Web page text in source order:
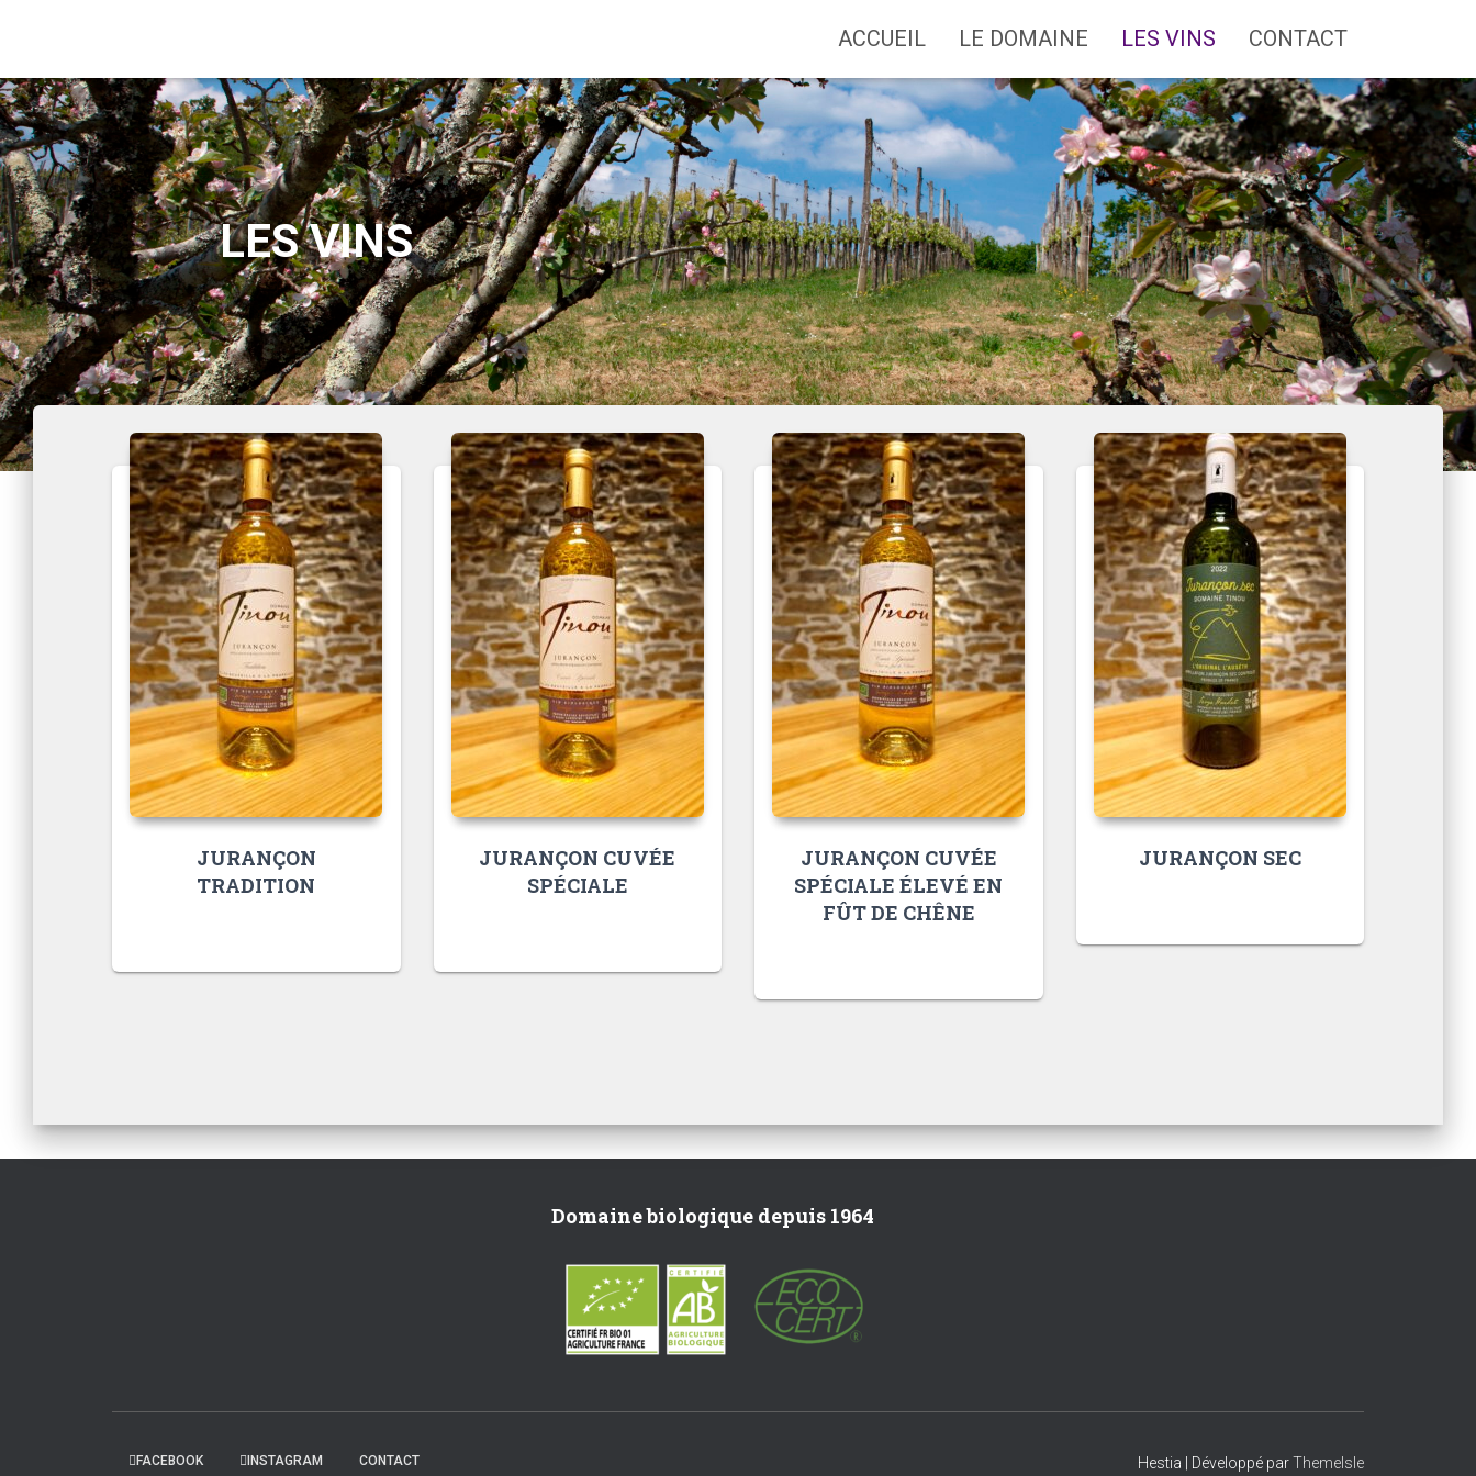
ACCUEIL LE DOMAINE LES VINS CONTACT
LES VINS
JURANÇON
TRADITION
JURANÇON CUVÉE
SPÉCIALE
JURANÇON CUVÉE
SPÉCIALE ÉLEVÉ EN
FÛT DE CHÊNE
JURANÇON SEC
Domaine biologique depuis 1964
FACEBOOK INSTAGRAM CONTACT Hestia | Développé parThemeIsle